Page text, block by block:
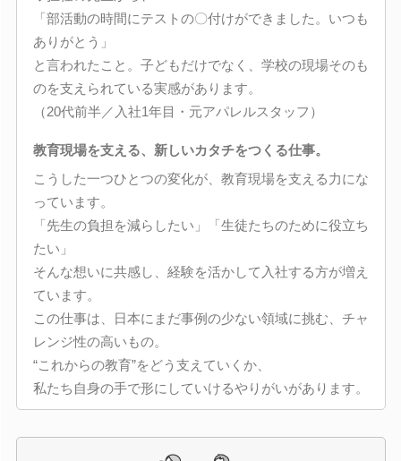
「部活動の時間にテストの〇付けができました。いつも
ありがとう」
と言われたこと。子どもだけでなく、学校の現場そのも
のを支えられている実感があります。
（20代前半／入社1年目・元アパレルスタッフ）
教育現場を支える、新しいカタチをつくる仕事。
こうした一つひとつの変化が、教育現場を支える力にな
っています。
「先生の負担を減らしたい」「生徒たちのために役立ち
たい」
そんな想いに共感し、経験を活かして入社する方が増え
ています。
この仕事は、日本にまだ事例の少ない領域に挑む、チャ
レンジ性の高いもの。
“これからの教育”をどう支えていくか、
私たち自身の手で形にしていけるやりがいがあります。